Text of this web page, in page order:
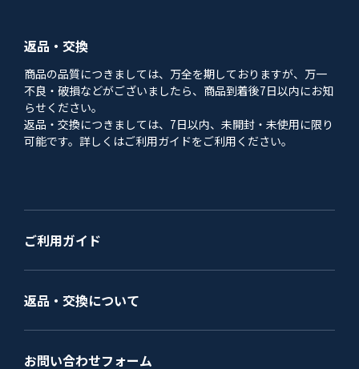
返品・交換
商品の品質につきましては、万全を期しておりますが、万一
不良・破損などがございましたら、商品到着後7日以内にお知
らせください。
返品・交換につきましては、7日以内、未開封・未使用に限り
可能です。詳しくはご利用ガイドをご利用ください。
ご利用ガイド
返品・交換について
お問い合わせフォーム